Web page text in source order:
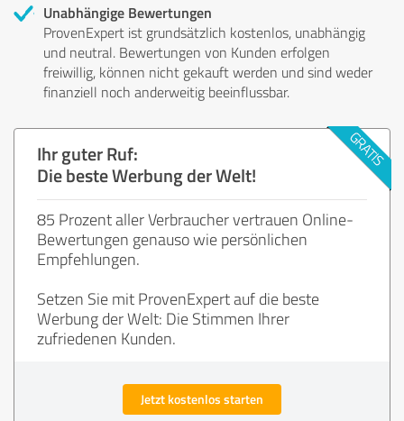
Unabhängige Bewertungen
ProvenExpert ist grundsätzlich kostenlos, unabhängig
und neutral. Bewertungen von Kunden erfolgen
freiwillig, können nicht gekauft werden und sind weder
finanziell noch anderweitig beeinflussbar.
Ihr guter Ruf:
Die beste Werbung der Welt!
85 Prozent aller Verbraucher vertrauen Online-
Bewertungen genauso wie persönlichen
Empfehlungen.
Setzen Sie mit ProvenExpert auf die beste
Werbung der Welt: Die Stimmen Ihrer
zufriedenen Kunden.
Jetzt kostenlos starten